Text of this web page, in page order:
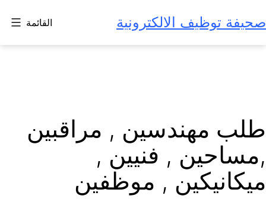
إلى
المحتوى
صحيفة توظيف الالكترونية القائمة
طلب مهندسين , مراقبين
,مساحين , فنيين ,
ميكانيكين , موظفين